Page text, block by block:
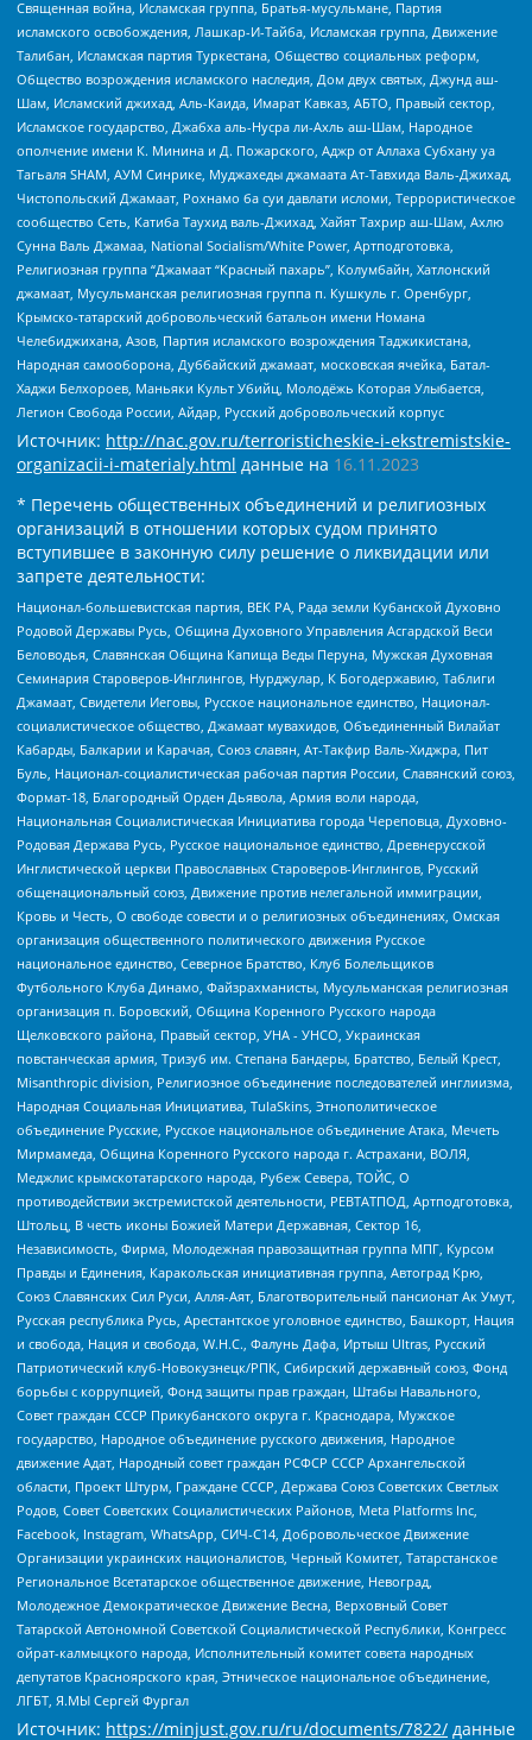
Священная война, Исламская группа, Братья-мусульмане, Партия
исламского освобождения, Лашкар-И-Тайба, Исламская группа, Движение
Талибан, Исламская партия Туркестана, Общество социальных реформ,
Общество возрождения исламского наследия, Дом двух святых, Джунд аш-
Шам, Исламский джихад, Аль-Каида, Имарат Кавказ, АБТО, Правый сектор,
Исламское государство, Джабха аль-Нусра ли-Ахль аш-Шам, Народное
ополчение имени К. Минина и Д. Пожарского, Аджр от Аллаха Субхану уа
Тагьаля SHAM, АУМ Синрике, Муджахеды джамаата Ат-Тавхида Валь-Джихад,
Чистопольский Джамаат, Рохнамо ба суи давлати исломи, Террористическое
сообщество Сеть, Катиба Таухид валь-Джихад, Хайят Тахрир аш-Шам, Ахлю
Сунна Валь Джамаа, National Socialism/White Power, Артподготовка,
Религиозная группа “Джамаат “Красный пахарь”, Колумбайн, Хатлонский
джамаат, Мусульманская религиозная группа п. Кушкуль г. Оренбург,
Крымско-татарский добровольческий батальон имени Номана
Челебиджихана, Азов, Партия исламского возрождения Таджикистана,
Народная самооборона, Дуббайский джамаат, московская ячейка, Батал-
Хаджи Белхороев, Маньяки Культ Убийц, Молодёжь Которая Улыбается,
Легион Свобода России, Айдар, Русский добровольческий корпус
Источник: http://nac.gov.ru/terroristicheskie-i-ekstremistskie-
organizacii-i-materialy.html данные на 16.11.2023
* Перечень общественных объединений и религиозных
организаций в отношении которых судом принято
вступившее в законную силу решение о ликвидации или
запрете деятельности:
Национал-большевистская партия, ВЕК РА, Рада земли Кубанской Духовно
Родовой Державы Русь, Община Духовного Управления Асгардской Веси
Беловодья, Славянская Община Капища Веды Перуна, Мужская Духовная
Семинария Староверов-Инглингов, Нурджулар, К Богодержавию, Таблиги
Джамаат, Свидетели Иеговы, Русское национальное единство, Национал-
социалистическое общество, Джамаат мувахидов, Объединенный Вилайат
Кабарды, Балкарии и Карачая, Союз славян, Ат-Такфир Валь-Хиджра, Пит
Буль, Национал-социалистическая рабочая партия России, Славянский союз,
Формат-18, Благородный Орден Дьявола, Армия воли народа,
Национальная Социалистическая Инициатива города Череповца, Духовно-
Родовая Держава Русь, Русское национальное единство, Древнерусской
Инглистической церкви Православных Староверов-Инглингов, Русский
общенациональный союз, Движение против нелегальной иммиграции,
Кровь и Честь, О свободе совести и о религиозных объединениях, Омская
организация общественного политического движения Русское
национальное единство, Северное Братство, Клуб Болельщиков
Футбольного Клуба Динамо, Файзрахманисты, Мусульманская религиозная
организация п. Боровский, Община Коренного Русского народа
Щелковского района, Правый сектор, УНА - УНСО, Украинская
повстанческая армия, Тризуб им. Степана Бандеры, Братство, Белый Крест,
Misanthropic division, Религиозное объединение последователей инглиизма,
Народная Социальная Инициатива, TulaSkins, Этнополитическое
объединение Русские, Русское национальное объединение Атака, Мечеть
Мирмамеда, Община Коренного Русского народа г. Астрахани, ВОЛЯ,
Меджлис крымскотатарского народа, Рубеж Севера, ТОЙС, О
противодействии экстремистской деятельности, РЕВТАТПОД, Артподготовка,
Штольц, В честь иконы Божией Матери Державная, Сектор 16,
Независимость, Фирма, Молодежная правозащитная группа МПГ, Курсом
Правды и Единения, Каракольская инициативная группа, Автоград Крю,
Союз Славянских Сил Руси, Алля-Аят, Благотворительный пансионат Ак Умут,
Русская республика Русь, Арестантское уголовное единство, Башкорт, Нация
и свобода, Нация и свобода, W.H.С., Фалунь Дафа, Иртыш Ultras, Русский
Патриотический клуб-Новокузнецк/РПК, Сибирский державный союз, Фонд
борьбы с коррупцией, Фонд защиты прав граждан, Штабы Навального,
Совет граждан СССР Прикубанского округа г. Краснодара, Мужское
государство, Народное объединение русского движения, Народное
движение Адат, Народный совет граждан РСФСР СССР Архангельской
области, Проект Штурм, Граждане СССР, Держава Союз Советских Светлых
Родов, Совет Советских Социалистических Районов, Meta Platforms Inc,
Facebook, Instagram, WhatsApp, СИЧ-С14, Добровольческое Движение
Организации украинских националистов, Черный Комитет, Татарстанское
Региональное Всетатарское общественное движение, Невоград,
Молодежное Демократическое Движение Весна, Верховный Совет
Татарской Автономной Советской Социалистической Республики, Конгресс
ойрат-калмыцкого народа, Исполнительный комитет совета народных
депутатов Красноярского края, Этническое национальное объединение,
ЛГБТ, Я.МЫ Сергей Фургал
Источник: https://minjust.gov.ru/ru/documents/7822/ данные